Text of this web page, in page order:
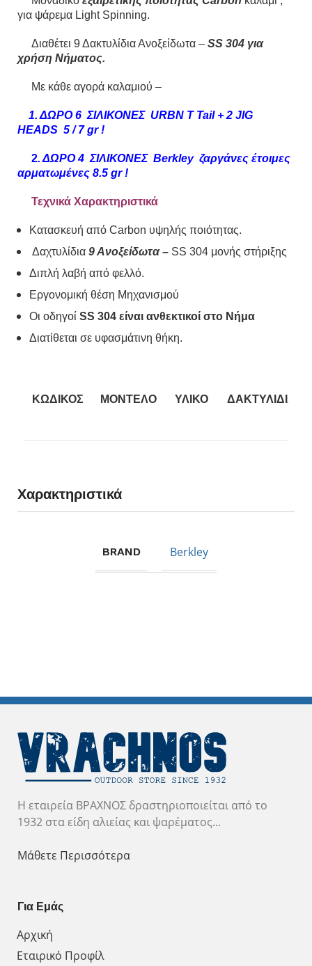
για ψάρεμα Light Spinning.
Διαθέτει 9 Δακτυλίδια Ανοξείδωτα – SS 304 για
χρήση Νήματος.
Με κάθε αγορά καλαμιού –
1. ΔΩΡΟ 6 ΣΙΛΙΚΟΝΕΣ URBN T Tail + 2 JIG
HEADS 5 / 7 gr !
2. ΔΩΡΟ 4 ΣΙΛΙΚΟΝΕΣ Βerkley ζαργάνες έτοιμες
αρματωμένες 8.5 gr !
Τεχνικά Χαρακτηριστικά
Kατασκευή από Carbon υψηλής ποιότητας.
Δαχτυλίδια 9 Ανοξείδωτα – SS 304 μονής στήριξης
Διπλή λαβή από φελλό.
Εργονομική θέση Μηχανισμού
Οι οδηγοί SS 304 είναι ανθεκτικοί στο Νήμα
Διατίθεται σε υφασμάτινη θήκη.
ΚΩΔΙΚΟΣ ΜΟΝΤΕΛΟ ΥΛΙΚΟ ΔΑΚΤΥΛΙΔΙΑ
Spinning
Χαρακτηριστικά
BRAND Berkley
Η εταιρεία ΒΡΑΧΝΟΣ δραστηριοποιείται από το
1932 στα είδη αλιείας και ψαρέματος...
Μάθετε Περισσότερα
Για Εμάς
Αρχική
Εταιρικό Προφίλ